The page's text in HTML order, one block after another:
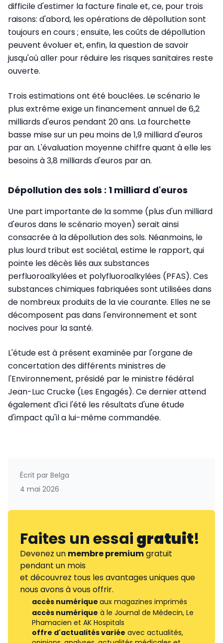
difficile d'estimer la facture finale et, ce, pour trois
raisons: d'abord, les opérations de dépollution sont
toujours en cours ; ensuite, les coûts de dépollution
peuvent évoluer et, enfin, la question de savoir
jusqu'où aller pour réduire les risques sanitaires reste
ouverte.
Trois estimations ont été bouclées. Le scénario le
plus extrême exige un financement annuel de 6,2
milliards d'euros pendant 20 ans. La fourchette
basse mise sur un peu moins de 1,9 milliard d'euros
par an. L'évaluation moyenne chiffre quant à elle les
besoins à 3,8 milliards d'euros par an.
Dépollution des sols : 1 milliard d'euros
Une part importante de la somme (plus d'un milliard
d'euros dans le scénario moyen) serait ainsi
consacrée à la dépollution des sols. Néanmoins, le
plus lourd tribut est sociétal, estime le rapport, qui
pointe les décès liés aux substances
perfluoroalkylées et polyfluoroalkylées (PFAS). Ces
substances chimiques fabriquées sont utilisées dans
de nombreux produits de la vie courante. Elles ne se
décomposent pas dans l'environnement et sont
nocives pour la santé.
L'étude est à présent examinée par l'organe de
concertation des différents ministres de
l'Environnement, présidé par le ministre fédéral
Jean-Luc Crucke (Les Engagés). Ce dernier attend
également d'ici l'été les résultats d'une étude
d'impact qu'il a lui-même commandée.
Écrit par Belga
4 mai 2026
Faites un essaigratuit!
Devenez un membre premiumgratuit
pendant un mois
et découvrez tous les avantages uniques que
nous avons à vous offrir.
accès numérique aux magazines imprimés
accès numérique à le Journal de Médecin, Le
Phamacien et AK Hospitals
offre d'actualités variée avec actualités,